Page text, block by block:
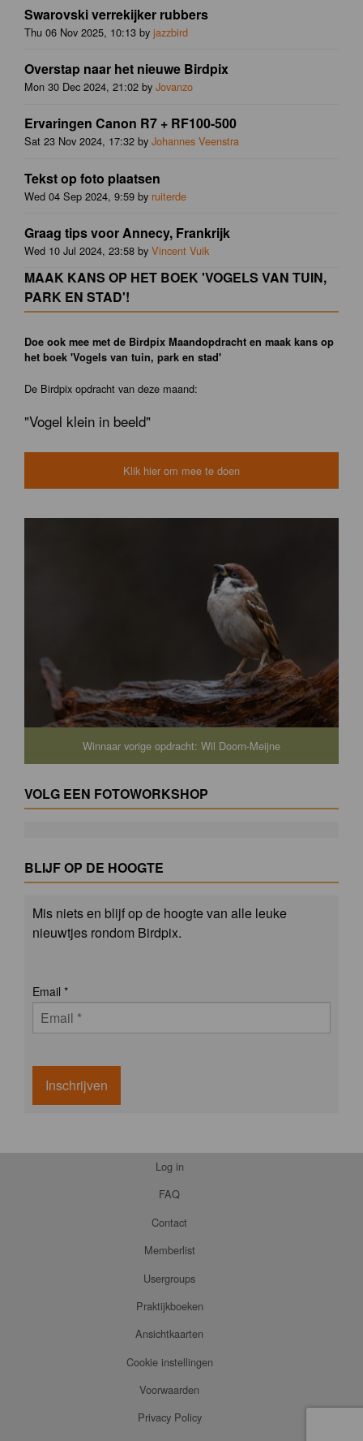
Swarovski verrekijker rubbers
Thu 06 Nov 2025, 10:13 by jazzbird
Overstap naar het nieuwe Birdpix
Mon 30 Dec 2024, 21:02 by Jovanzo
Ervaringen Canon R7 + RF100-500
Sat 23 Nov 2024, 17:32 by Johannes Veenstra
Tekst op foto plaatsen
Wed 04 Sep 2024, 9:59 by ruiterde
Graag tips voor Annecy, Frankrijk
Wed 10 Jul 2024, 23:58 by Vincent Vuik
MAAK KANS OP HET BOEK 'VOGELS VAN TUIN,
PARK EN STAD'!
Doe ook mee met de Birdpix Maandopdracht en maak kans op
het boek 'Vogels van tuin, park en stad'
De Birdpix opdracht van deze maand:
"Vogel klein in beeld"
Klik hier om mee te doen
Winnaar vorige opdracht: Wil Doorn-Meijne
VOLG EEN FOTOWORKSHOP
BLIJF OP DE HOOGTE
Mis niets en blijf op de hoogte van alle leuke
nieuwtjes rondom Birdpix.
Email *
Inschrijven
Log in
FAQ
Contact
Memberlist
Usergroups
Praktijkboeken
Ansichtkaarten
Cookie instellingen
Voorwaarden
Privacy Policy